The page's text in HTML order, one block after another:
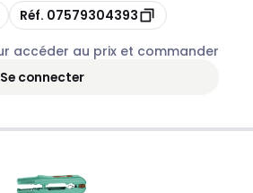
Copie
Réf. 07579304393
accéder au prix et commander
Se connecter